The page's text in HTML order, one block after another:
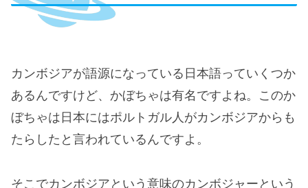
カンボジアが語源になっている日本語っていくつか
あるんですけど、かぼちゃは有名ですよね。このか
ぼちゃは日本にはポルトガル人がカンボジアからも
たらしたと言われているんですよ。
そこでカンボジアという意味のカンボジャーという